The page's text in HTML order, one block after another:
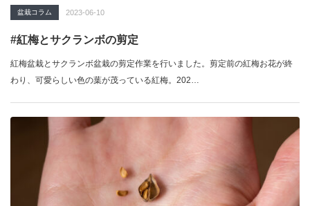
盆栽コラム 2023-06-10
#紅梅とサクランボの剪定
紅梅盆栽とサクランボ盆栽の剪定作業を行いました。剪定前の紅梅お花が終
わり、可愛らしい色の葉が茂っている紅梅。202…